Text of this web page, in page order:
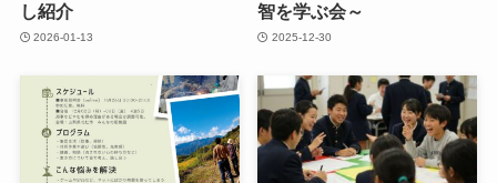
し紹介
2026-01-13
智を学ぶ会～
2025-12-30